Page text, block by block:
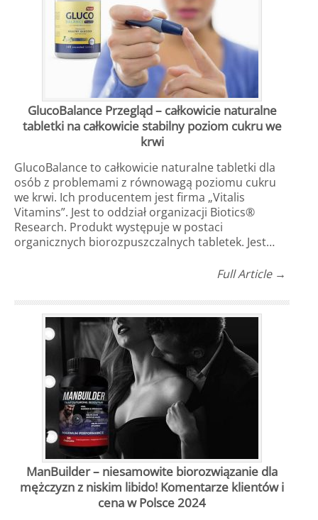
GlucoBalance Przegląd – całkowicie naturalne
tabletki na całkowicie stabilny poziom cukru we
krwi
GlucoBalance to całkowicie naturalne tabletki dla
osób z problemami z równowagą poziomu cukru
we krwi. Ich producentem jest firma „Vitalis
Vitamins”. Jest to oddział organizacji Biotics®
Research. Produkt występuje w postaci
organicznych biorozpuszczalnych tabletek. Jest…
Full Article →
ManBuilder – niesamowite biorozwiązanie dla
mężczyzn z niskim libido! Komentarze klientów i
cena w Polsce 2024